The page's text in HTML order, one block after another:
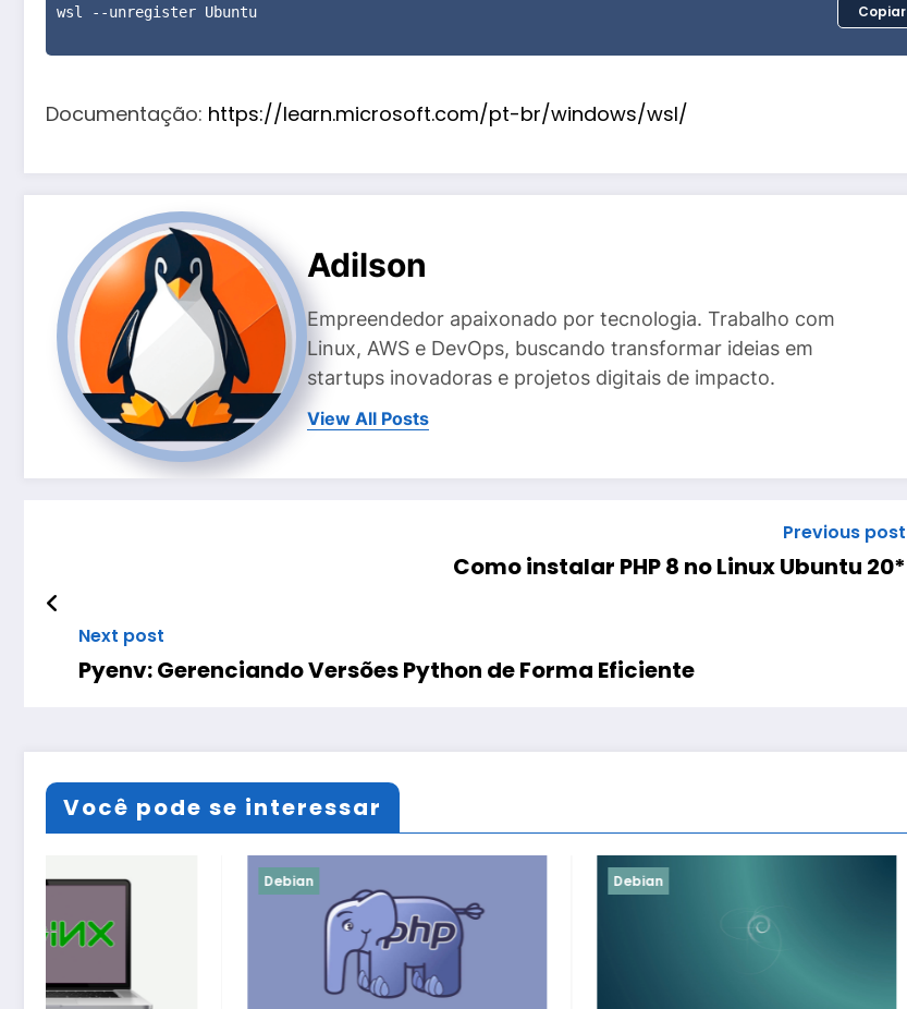
wsl --unregister Ubuntu Copiar
Documentação: https://learn.microsoft.com/pt-br/windows/wsl/
Adilson
Empreendedor apaixonado por tecnologia. Trabalho com
Linux, AWS e DevOps, buscando transformar ideias em
startups inovadoras e projetos digitais de impacto.
View All Posts
Previous post
Como instalar PHP 8 no Linux Ubuntu 20*
Next post
Pyenv: Gerenciando Versões Python de Forma Eficiente
Você pode se interessar
Debian